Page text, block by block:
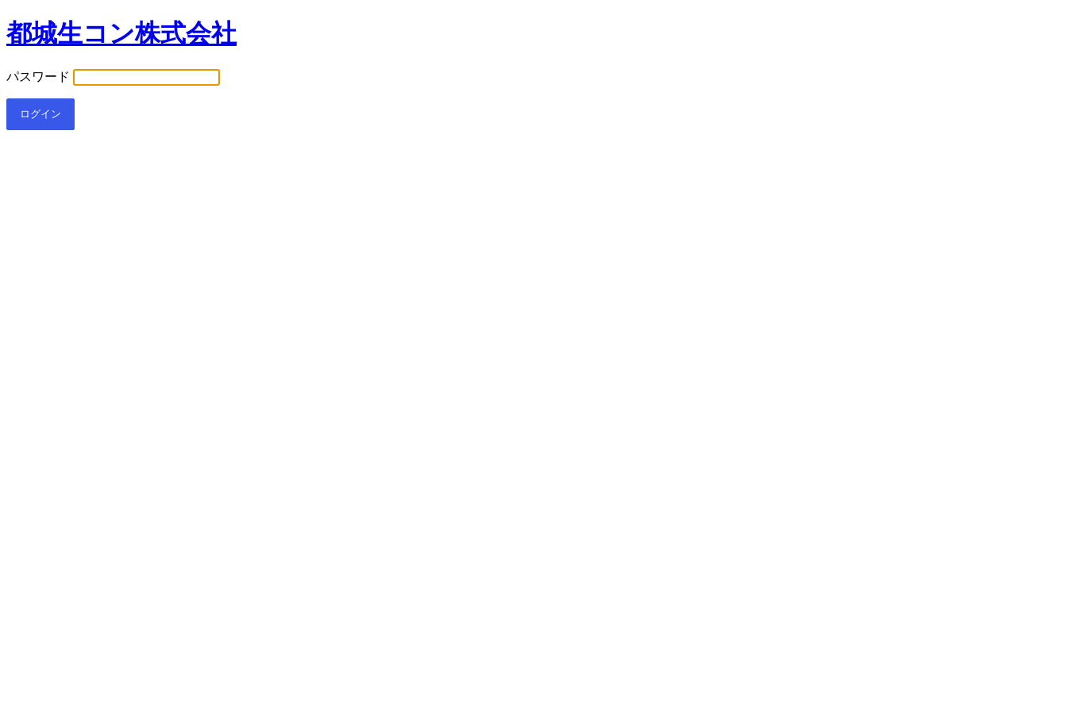
都城生コン株式会社
パスワード